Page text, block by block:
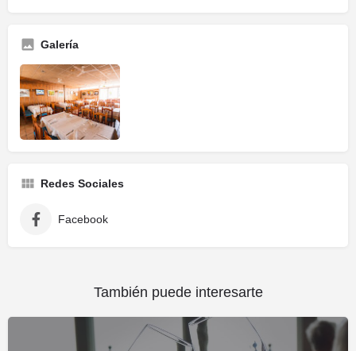
Galería
Redes Sociales
Facebook
También puede interesarte